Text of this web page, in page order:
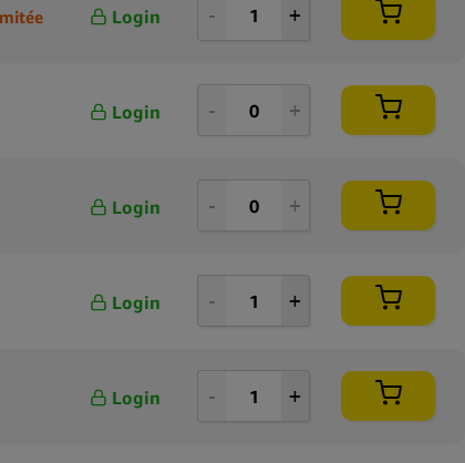
Login
Login
Login
Login
Login